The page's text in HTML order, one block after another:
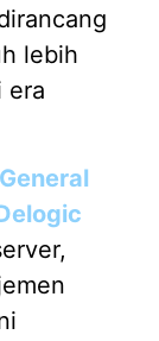
lebih
era
General